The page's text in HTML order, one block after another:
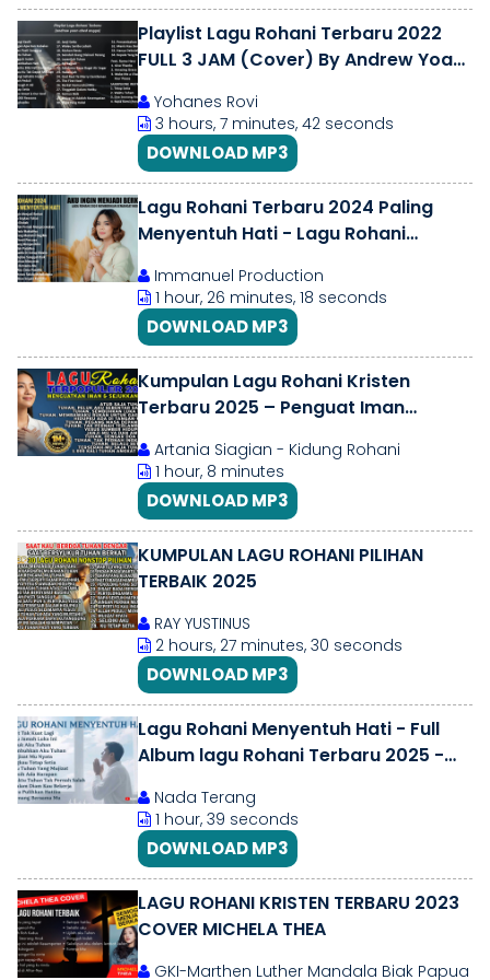
Playlist Lagu Rohani Terbaru 2022
FULL 3 JAM (Cover) By Andrew Yoan
Yohanes Rovi
3 hours, 7 minutes, 42 seconds
DOWNLOAD MP3
Lagu Rohani Terbaru 2024 Paling
Menyentuh Hati - Lagu Rohani
Terpopuler
Immanuel Production
1 hour, 26 minutes, 18 seconds
DOWNLOAD MP3
Kumpulan Lagu Rohani Kristen
Terbaru 2025 – Penguat Iman
1 Jam Saat Teduh
Artania Siagian - Kidung Rohani
1 hour, 8 minutes
DOWNLOAD MP3
KUMPULAN LAGU ROHANI PILIHAN
TERBAIK 2025
RAY YUSTINUS
2 hours, 27 minutes, 30 seconds
DOWNLOAD MP3
Lagu Rohani Menyentuh Hati - Full
Album lagu Rohani Terbaru 2025 -
Nada Terang
1 hour, 39 seconds
DOWNLOAD MP3
LAGU ROHANI KRISTEN TERBARU 2023
COVER MICHELA THEA
GKI-Marthen Luther Mandala Biak Papua